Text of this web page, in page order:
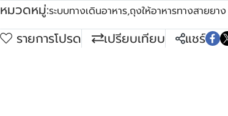
หมวดหมู่:ระบบทางเดินอาหาร,ถุงให้อาหารทางสายยาง
รายการโปรด เปรียบเทียบ แชร์